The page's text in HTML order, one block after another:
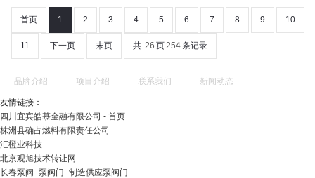
首页 1 2 3 4 5 6 7 8 9 10
11 下一页 末页 共 26 页254条记录
品牌介绍 项目介绍 联系我们 新闻动态
友情链接：
四川宜宾皓慕金融有限公司 - 首页
株洲县确占燃料有限责任公司
汇橙业科技
北京观旭技术转让网
长春泵阀_泵阀门_制造供应泵阀门